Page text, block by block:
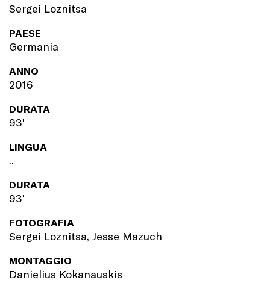
Sergei Loznitsa
PAESE
Germania
ANNO
2016
DURATA
93'
LINGUA
..
DURATA
93'
FOTOGRAFIA
Sergei Loznitsa, Jesse Mazuch
MONTAGGIO
Danielius Kokanauskis